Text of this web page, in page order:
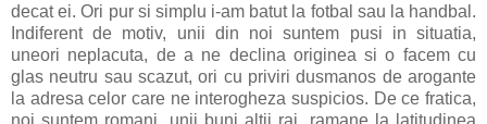
decat ei. Ori pur si simplu i-am batut la fotbal sau la handbal.
Indiferent de motiv, unii din noi suntem pusi in situatia,
uneori neplacuta, de a ne declina originea si o facem cu
glas neutru sau scazut, ori cu priviri dusmanos de arogante
la adresa celor care ne interogheza suspicios. De ce fratica,
noi suntem romani, unii buni altii rai, ramane la latitudinea